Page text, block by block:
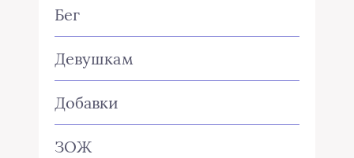
Бег
Девушкам
Добавки
ЗОЖ